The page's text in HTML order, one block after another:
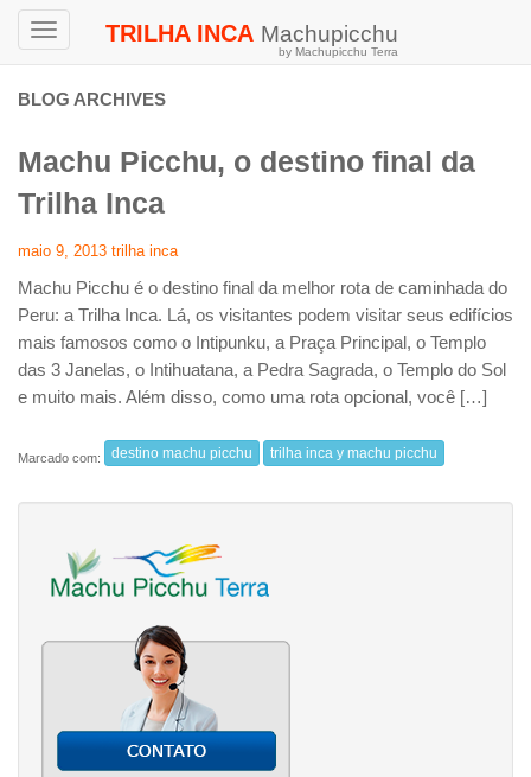
Toggle
TRILHA INCA Machupicchu
by Machupicchu Terra
BLOG ARCHIVES
Machu Picchu, o destino final da
Trilha Inca
maio 9, 2013 trilha inca
Machu Picchu é o destino final da melhor rota de caminhada do
Peru: a Trilha Inca. Lá, os visitantes podem visitar seus edifícios
mais famosos como o Intipunku, a Praça Principal, o Templo
das 3 Janelas, o Intihuatana, a Pedra Sagrada, o Templo do Sol
e muito mais. Além disso, como uma rota opcional, você […]
Marcado com: destino machu picchu trilha inca y machu picchu